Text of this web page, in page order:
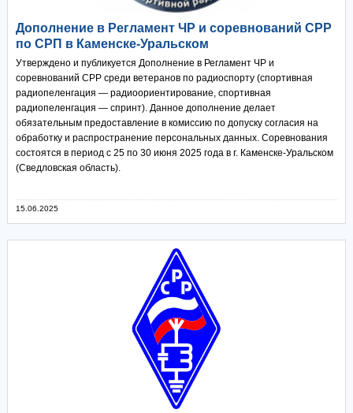
Дополнение в Регламент ЧР и соревнований СРР
по СРП в Каменске-Уральском
Утверждено и публикуется Дополнение в Регламент ЧР и
соревнований СРР среди ветеранов по радиоспорту (спортивная
радиопеленгация — радиоориентирование, спортивная
радиопеленгация — спринт). Данное дополнение делает
обязательным предоставление в комиссию по допуску согласия на
обработку и распространение персональных данных. Соревнования
состоятся в период с 25 по 30 июня 2025 года в г. Каменске-Уральском
(Сведловская область).
15.06.2025